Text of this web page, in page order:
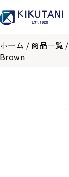
ホーム / 商品一覧 /
Brown